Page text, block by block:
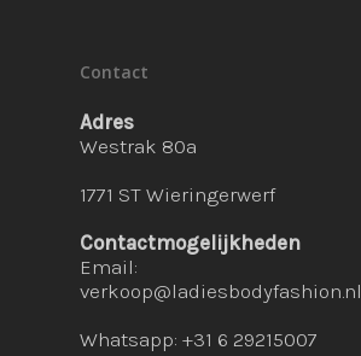
Contact
Adres
Westrak 80a
1771 ST Wieringerwerf
Contactmogelijkheden
Email:
verkoop@ladiesbodyfashion.nl
Whatsapp: +31 6 29215007